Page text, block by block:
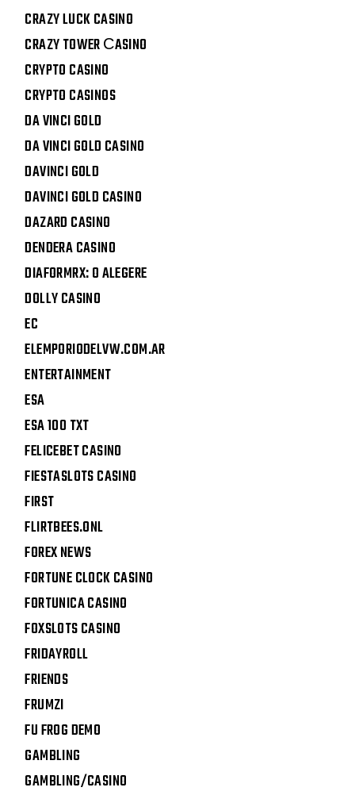
CRAZY LUCK CASINO
CRAZY TOWER СASINO
CRYPTO CASINO
CRYPTO CASINOS
DA VINCI GOLD
DA VINCI GOLD CASINO
DAVINCI GOLD
DAVINCI GOLD CASINO
DAZARD CASINO
DENDERA CASINO
DIAFORMRX: O ALEGERE
DOLLY CASINO
EC
ELEMPORIODELVW.COM.AR
ENTERTAINMENT
ESA
ESA 100 TXT
FELICEBET CASINO
FIESTASLOTS CASINO
FIRST
FLIRTBEES.ONL
FOREX NEWS
FORTUNE CLOCK CASINO
FORTUNICA CASINO
FOXSLOTS CASINO
FRIDAYROLL
FRIENDS
FRUMZI
FU FROG DEMO
GAMBLING
GAMBLING/CASINO